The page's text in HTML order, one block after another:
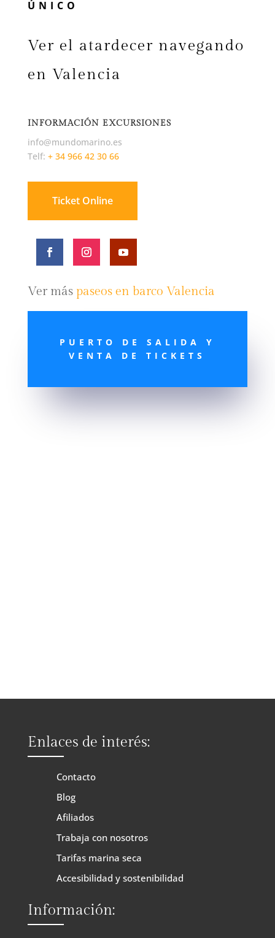
ÚNICO
Ver el atardecer navegando
en Valencia
INFORMACIÓN EXCURSIONES
info@mundomarino.es
Telf: + 34 966 42 30 66
Ticket Online
Ver más paseos en barco Valencia
PUERTO DE SALIDA Y
VENTA DE TICKETS
Enlaces de interés:
Contacto
Blog
Afiliados
Trabaja con nosotros
Tarifas marina seca
Accesibilidad y sostenibilidad
Información: